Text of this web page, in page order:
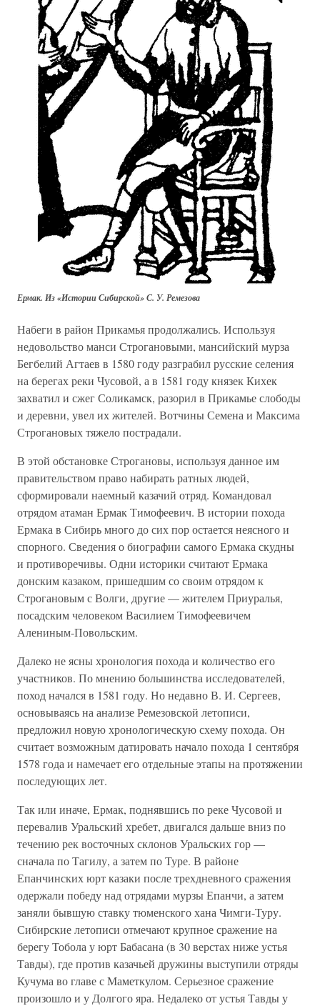
Ермак. Из «Истории Сибирской» С. У. Ремезова
Набеги в район Прикамья продолжались. Используя
недовольство манси Строгановыми, мансийский мурза
Бегбелий Агтаев в 1580 году разграбил русские селения
на берегах реки Чусовой, а в 1581 году князек Кихек
захватил и сжег Соликамск, разорил в Прикамье слободы
и деревни, увел их жителей. Вотчины Семена и Максима
Строгановых тяжело пострадали.
В этой обстановке Строгановы, используя данное им
правительством право набирать ратных людей,
сформировали наемный казачий отряд. Командовал
отрядом атаман Ермак Тимофеевич. В истории похода
Ермака в Сибирь много до сих пор остается неясного и
спорного. Сведения о биографии самого Ермака скудны
и противоречивы. Одни историки считают Ермака
донским казаком, пришедшим со своим отрядом к
Строгановым с Волги, другие — жителем Приуралья,
посадским человеком Василием Тимофеевичем
Алениным-Повольским.
Далеко не ясны хронология похода и количество его
участников. По мнению большинства исследователей,
поход начался в 1581 году. Но недавно В. И. Сергеев,
основываясь на анализе Ремезовской летописи,
предложил новую хронологическую схему похода. Он
считает возможным датировать начало похода 1 сентября
1578 года и намечает его отдельные этапы на протяжении
последующих лет.
Так или иначе, Ермак, поднявшись по реке Чусовой и
перевалив Уральский хребет, двигался дальше вниз по
течению рек восточных склонов Уральских гор —
сначала по Тагилу, а затем по Туре. В районе
Епанчинских юрт казаки после трехдневного сражения
одержали победу над отрядами мурзы Епанчи, а затем
заняли бывшую ставку тюменского хана Чимги-Туру.
Сибирские летописи отмечают крупное сражение на
берегу Тобола у юрт Бабасана (в 30 верстах ниже устья
Тавды), где против казачьей дружины выступили отряды
Кучума во главе с Маметкулом. Серьезное сражение
произошло и у Долгого яра. Недалеко от устья Тавды у